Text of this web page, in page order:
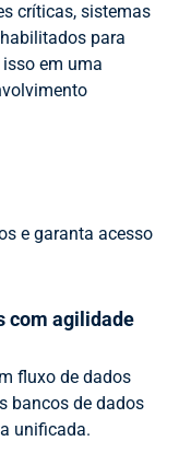
críticas, sistemas
para
isso em uma
e garanta acesso
com agilidade
fluxo de dados
bancos de dados
unificada.